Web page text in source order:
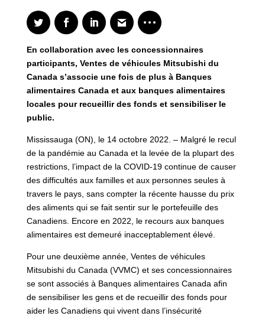
En collaboration avec les concessionnaires
participants, Ventes de véhicules Mitsubishi du
Canada s’associe une fois de plus à Banques
alimentaires Canada et aux banques alimentaires
locales pour recueillir des fonds et sensibiliser le
public.
Mississauga (ON), le 14 octobre 2022. – Malgré le recul
de la pandémie au Canada et la levée de la plupart des
restrictions, l’impact de la COVID-19 continue de causer
des difficultés aux familles et aux personnes seules à
travers le pays, sans compter la récente hausse du prix
des aliments qui se fait sentir sur le portefeuille des
Canadiens. Encore en 2022, le recours aux banques
alimentaires est demeuré inacceptablement élevé.
Pour une deuxième année, Ventes de véhicules
Mitsubishi du Canada (VVMC) et ses concessionnaires
se sont associés à Banques alimentaires Canada afin
de sensibiliser les gens et de recueillir des fonds pour
aider les Canadiens qui vivent dans l’insécurité